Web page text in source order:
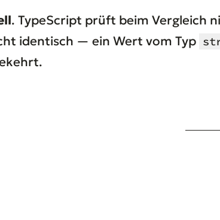
. TypeScript prüft beim Vergleich
identisch — ein Wert vom Typ